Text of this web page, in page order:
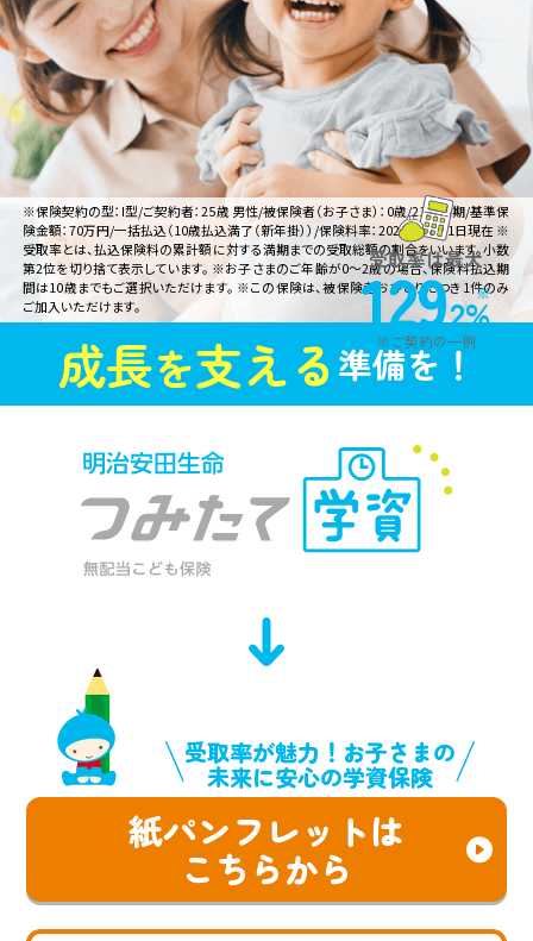
受取率は最大
129.2%
※ご契約の一例
※保険契約の型：I型/ご契約者：25歳 男性/被保険者（お子さま）：0歳/21歳満期/基準保
険金額：70万円/一括払込（10歳払込満了（新年掛））/保険料率：2025年11月1日現在 ※
受取率とは、払込保険料の累計額に対する満期までの受取総額の割合をいいます。小数
第2位を切り捨て表示しています。 ※お子さまのご年齢が0～2歳の場合、保険料払込期
間は10歳までもご選択いただけます。 ※この保険は、被保険者おひとりにつき1件のみ
ご加入いただけます。
成長を支える 準備を！
受取率が魅力！お子さまの
未来に安心の学資保険
紙パンフレットは
こちらから